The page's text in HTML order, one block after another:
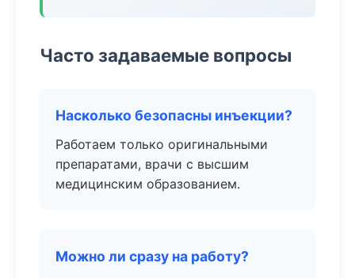
Часто задаваемые вопросы
Насколько безопасны инъекции?
Работаем только оригинальными
препаратами, врачи с высшим
медицинским образованием.
Можно ли сразу на работу?